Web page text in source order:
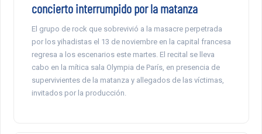
concierto interrumpido por la matanza
El grupo de rock que sobrevivió a la masacre perpetrada
por los yihadistas el 13 de noviembre en la capital francesa
regresa a los escenarios este martes. El recital se lleva
cabo en la mítica sala Olympia de París, en presencia de
supervivientes de la matanza y allegados de las víctimas,
invitados por la producción.